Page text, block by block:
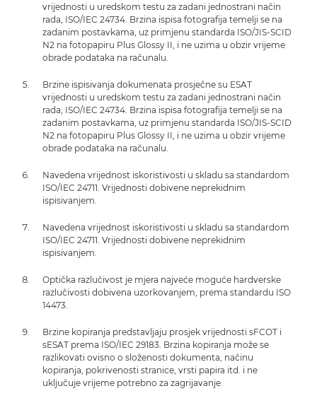
vrijednosti u uredskom testu za zadani jednostrani način
rada, ISO/IEC 24734. Brzina ispisa fotografija temelji se na
zadanim postavkama, uz primjenu standarda ISO/JIS-SCID
N2 na fotopapiru Plus Glossy II, i ne uzima u obzir vrijeme
obrade podataka na računalu.
Brzine ispisivanja dokumenata prosječne su ESAT
vrijednosti u uredskom testu za zadani jednostrani način
rada, ISO/IEC 24734. Brzina ispisa fotografija temelji se na
zadanim postavkama, uz primjenu standarda ISO/JIS-SCID
N2 na fotopapiru Plus Glossy II, i ne uzima u obzir vrijeme
obrade podataka na računalu.
Navedena vrijednost iskoristivosti u skladu sa standardom
ISO/IEC 24711. Vrijednosti dobivene neprekidnim
ispisivanjem.
Navedena vrijednost iskoristivosti u skladu sa standardom
ISO/IEC 24711. Vrijednosti dobivene neprekidnim
ispisivanjem.
Optička razlučivost je mjera najveće moguće hardverske
razlučivosti dobivena uzorkovanjem, prema standardu ISO
14473.
Brzine kopiranja predstavljaju prosjek vrijednosti sFCOT i
sESAT prema ISO/IEC 29183. Brzina kopiranja može se
razlikovati ovisno o složenosti dokumenta, načinu
kopiranja, pokrivenosti stranice, vrsti papira itd. i ne
uključuje vrijeme potrebno za zagrijavanje.